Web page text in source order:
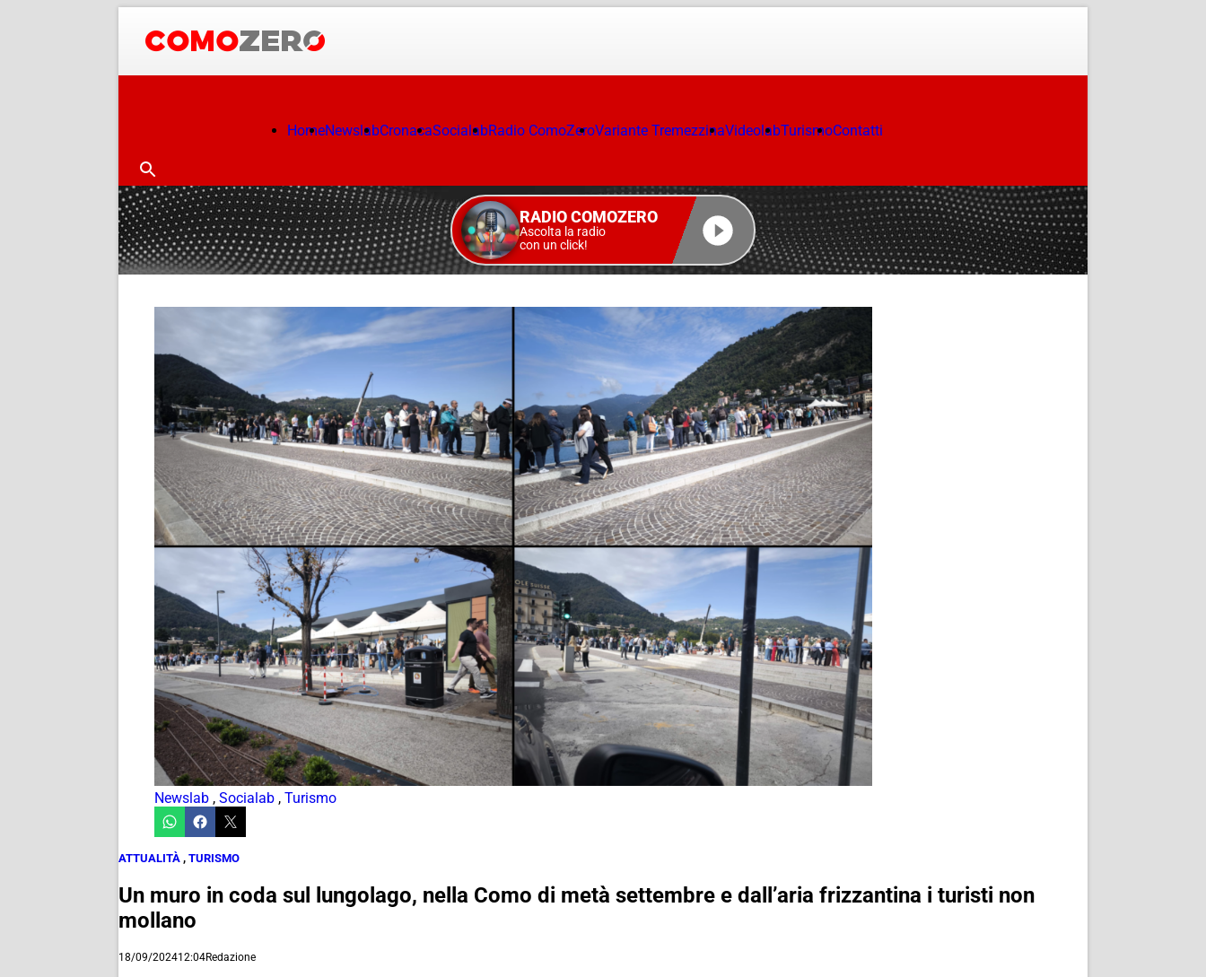
HomeNewslabCronacaSocialabRadio ComoZeroVariante TremezzinaVideolabTurismoContatti
RADIO COMOZERO
Ascolta la radio
con un click!
Newslab , Socialab , Turismo
ATTUALITÀ , TURISMO
Un muro in coda sul lungolago, nella Como di metà settembre e dall’aria frizzantina i turisti non
mollano
18/09/202412:04Redazione